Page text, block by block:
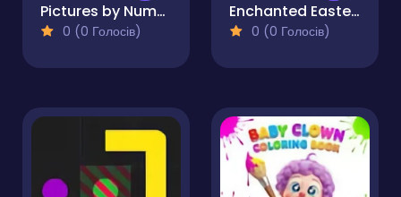
Pictures by Numbers - Superheroes
0 (0 Голосів)
Enchanted Easter Adventure
0 (0 Голосів)